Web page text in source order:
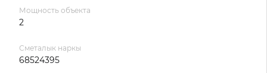
Мощность объекта
2
Сметалык наркы
68524395